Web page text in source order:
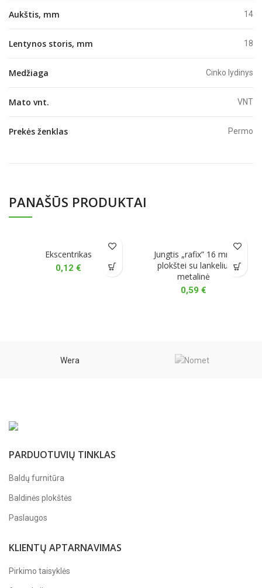
Aukštis, mm 14
Lentynos storis, mm 18
Medžiaga Cinko lydinys
Mato vnt. VNT
Prekės ženklas Permo
PANAŠŪS PRODUKTAI
Ekscentrikas
0,12 €
Jungtis „rafix” 16 mm
plokštei su lankeliu,
metalinė
0,59 €
Wera
PARDUOTUVIŲ TINKLAS
Baldų furnitūra
Baldinės plokštės
Paslaugos
KLIENTŲ APTARNAVIMAS
Pirkimo taisyklės